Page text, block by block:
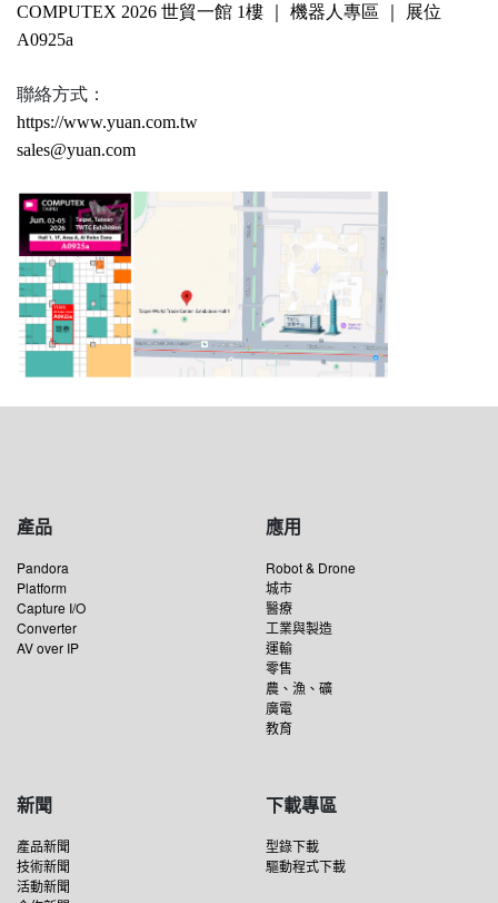
COMPUTEX 2026 世貿一館 1樓 ｜ 機器人專區 ｜ 展位
A0925a
聯絡方式：
https://www.yuan.com.tw
sales@yuan.com
產品
Pandora
Platform
Capture I/O
Converter
AV over IP
應用
Robot & Drone
城市
醫療
工業與製造
運輸
零售
農、漁、礦
廣電
教育
新聞
產品新聞
技術新聞
活動新聞
下載專區
型錄下載
驅動程式下載